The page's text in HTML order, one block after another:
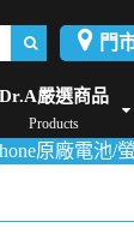
門
Dr.A嚴選商品
Products
修/價格 iMac
廠電池/螢幕